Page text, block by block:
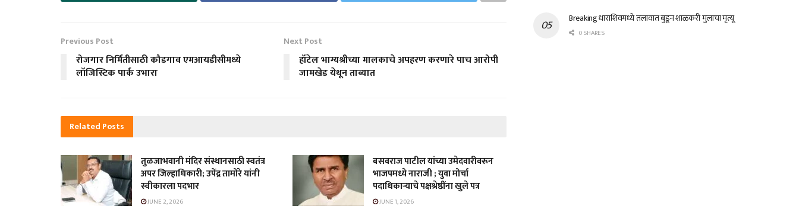
Previous Post
रोजगार निर्मितीसाठी कौडगाव एमआयडीसीमध्ये
लॉजिस्टिक पार्क उभारा
Next Post
हॉटेल भाग्यश्रीच्या मालकाचे अपहरण करणारे पाच आरोपी
जामखेड येथून ताब्यात
Related Posts
तुळजाभवानी मंदिर संस्थानसाठी स्वतंत्र
अपर जिल्हाधिकारी; उपेंद्र तामोरे यांनी
स्वीकारला पदभार
JUNE 2, 2026
बसवराज पाटील यांच्या उमेदवारीवरून
भाजपमध्ये नाराजी ; युवा मोर्चा
पदाधिकाऱ्याचे पक्षश्रेष्ठींना खुले पत्र
JUNE 1, 2026
Breaking धाराशिवमध्ये तलावात बुडून शाळकरी मुलाचा मृत्यू
0 SHARES